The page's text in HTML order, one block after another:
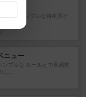
する超シンプルな将棋系ゲ
ニュー
ンプルな ルールとで直感的
し...